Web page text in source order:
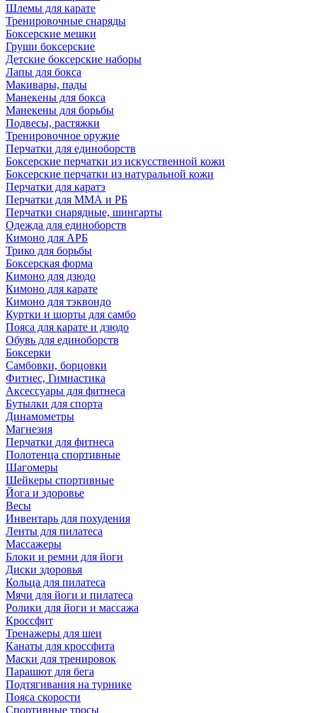
Шлемы для карате
Тренировочные снаряды
Боксерские мешки
Груши боксерские
Детские боксерские наборы
Лапы для бокса
Макивары, пады
Манекены для бокса
Манекены для борьбы
Подвесы, растяжки
Тренировочное оружие
Перчатки для единоборств
Боксерские перчатки из искусственной кожи
Боксерские перчатки из натуральной кожи
Перчатки для каратэ
Перчатки для ММА и РБ
Перчатки снарядные, шингарты
Одежда для единоборств
Кимоно для АРБ
Трико для борьбы
Боксерская форма
Кимоно для дзюдо
Кимоно для карате
Кимоно для тэквондо
Куртки и шорты для самбо
Пояса для карате и дзюдо
Обувь для единоборств
Боксерки
Самбовки, борцовки
Фитнес, Гимнастика
Аксессуары для фитнеса
Бутылки для спорта
Динамометры
Магнезия
Перчатки для фитнеса
Полотенца спортивные
Шагомеры
Шейкеры спортивные
Йога и здоровье
Весы
Инвентарь для похудения
Ленты для пилатеса
Массажеры
Блоки и ремни для йоги
Диски здоровья
Кольца для пилатеса
Мячи для йоги и пилатеса
Ролики для йоги и массажа
Кроссфит
Тренажеры для шеи
Канаты для кроссфита
Маски для тренировок
Парашют для бега
Подтягивания на турнике
Пояса скорости
Спортивные тросы